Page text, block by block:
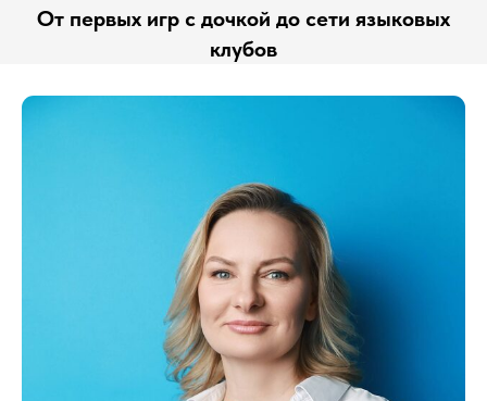
От первых игр с дочкой до сети языковых
клубов